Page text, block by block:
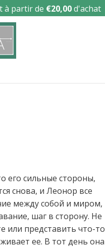
à partir de €20,00d'achat
его сильные стороны,
снова, и Леонор все
между собой и миром,
шаг в сторону. Не
или представить что-то
ее. В тот день она